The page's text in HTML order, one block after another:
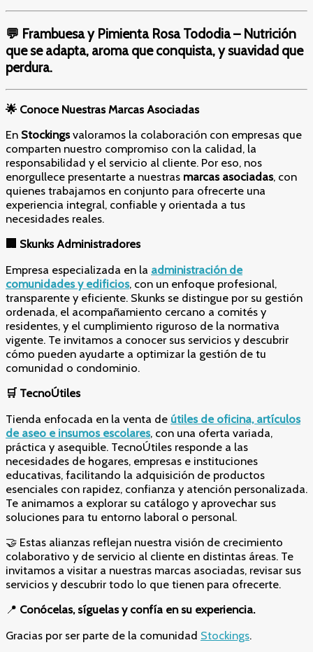
💬 Frambuesa y Pimienta Rosa Tododia – Nutrición
que se adapta, aroma que conquista, y suavidad que
perdura.
🌟 Conoce Nuestras Marcas Asociadas
En Stockingsvaloramos la colaboración con empresas que
comparten nuestro compromiso con la calidad, la
responsabilidad y el servicio al cliente. Por eso, nos
enorgullece presentarte a nuestras marcas asociadas, con
quienes trabajamos en conjunto para ofrecerte una
experiencia integral, confiable y orientada a tus
necesidades reales.
🏢 Skunks Administradores
Empresa especializada en la administración de
comunidades y edificios, con un enfoque profesional,
transparente y eficiente. Skunks se distingue por su gestión
ordenada, el acompañamiento cercano a comités y
residentes, y el cumplimiento riguroso de la normativa
vigente. Te invitamos a conocer sus servicios y descubrir
cómo pueden ayudarte a optimizar la gestión de tu
comunidad o condominio.
🛒 TecnoÚtiles
Tienda enfocada en la venta de útiles de oficina, artículos
de aseo e insumos escolares, con una oferta variada,
práctica y asequible. TecnoÚtiles responde a las
necesidades de hogares, empresas e instituciones
educativas, facilitando la adquisición de productos
esenciales con rapidez, confianza y atención personalizada.
Te animamos a explorar su catálogo y aprovechar sus
soluciones para tu entorno laboral o personal.
🤝 Estas alianzas reflejan nuestra visión de crecimiento
colaborativo y de servicio al cliente en distintas áreas. Te
invitamos a visitar a nuestras marcas asociadas, revisar sus
servicios y descubrir todo lo que tienen para ofrecerte.
📍 Conócelas, síguelas y confía en su experiencia.
Gracias por ser parte de la comunidad Stockings.